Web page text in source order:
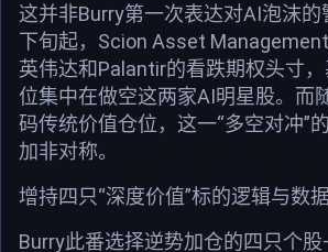
这并非Burry第一次表达对AI泡沫
下旬起，Scion Asset
英伟达和Palantir的看跌期权头寸
位集中在做空这两家AI明星股。而
码传统价值仓位，这一“多空对冲”
加非对称。
增持四只“深度价值”标的逻辑与数
Burry此番选择逆势加仓的四只个